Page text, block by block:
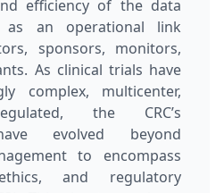
efficiency of the data
as an operational link
sponsors, monitors,
As clinical trials have
complex, multicenter,
the CRC’s
evolved beyond
to encompass
and regulatory